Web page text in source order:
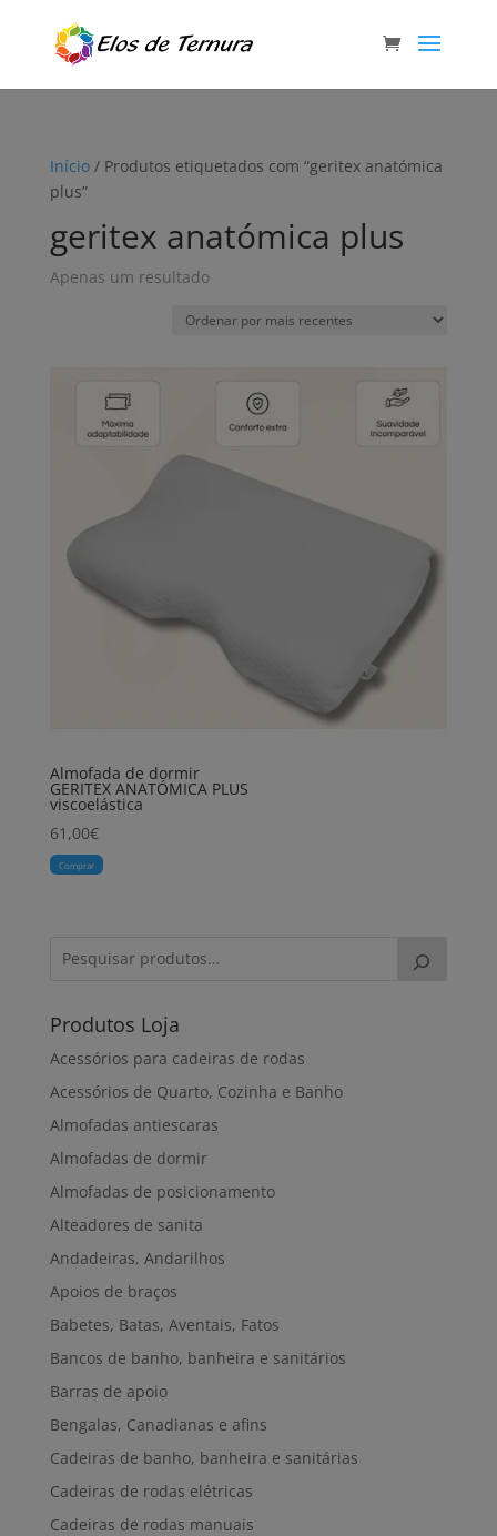
Início/ Produtos etiquetados com “geritex anatómica
plus”
geritex anatómica plus
Apenas um resultado
Almofada de dormir
GERITEX ANATÓMICA PLUS
viscoelástica
61,00€
Comprar
Produtos Loja
Acessórios para cadeiras de rodas
Acessórios de Quarto, Cozinha e Banho
Almofadas antiescaras
Almofadas de dormir
Almofadas de posicionamento
Alteadores de sanita
Andadeiras, Andarilhos
Apoios de braços
Babetes, Batas, Aventais, Fatos
Bancos de banho, banheira e sanitários
Barras de apoio
Bengalas, Canadianas e afins
Cadeiras de banho, banheira e sanitárias
Cadeiras de rodas elétricas
Cadeiras de rodas manuais